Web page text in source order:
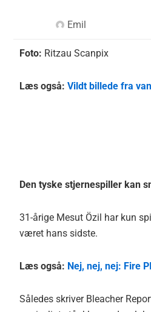
Emil
Foto: Ritzau Scanpix
Læs også: Vildt billede fra
Den tyske stjernespiller kan
31-årige Mesut Özil har kun
været hans sidste.
Læs også: Nej, nej, nej: Fire
Således skriver Bleacher